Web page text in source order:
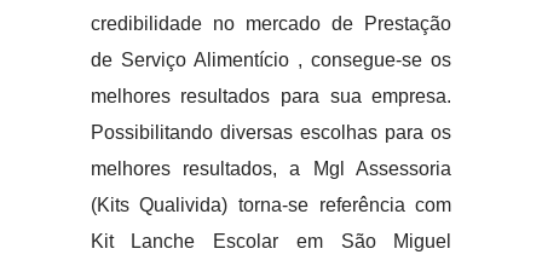
credibilidade no mercado de Prestação
de Serviço Alimentício , consegue-se os
melhores resultados para sua empresa.
Possibilitando diversas escolhas para os
melhores resultados, a Mgl Assessoria
(Kits Qualivida) torna-se referência com
Kit Lanche Escolar em São Miguel